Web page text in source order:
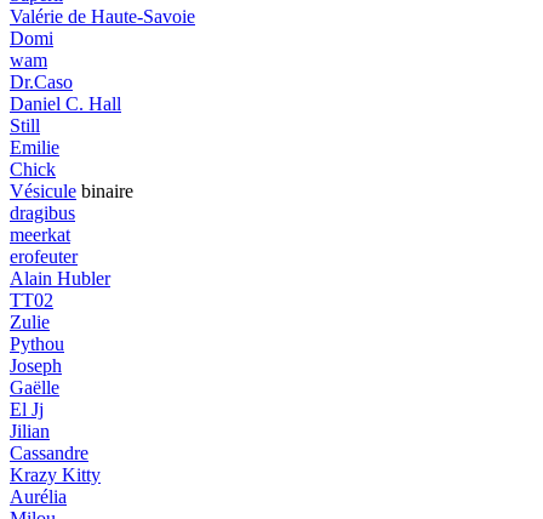
Valérie de Haute-Savoie
Domi
wam
Dr.Caso
Daniel C. Hall
Still
Emilie
Chick
Vésicule binaire
dragibus
meerkat
erofeuter
Alain Hubler
TT02
Zulie
Pythou
Joseph
Gaëlle
El Jj
Jilian
Cassandre
Krazy Kitty
Aurélia